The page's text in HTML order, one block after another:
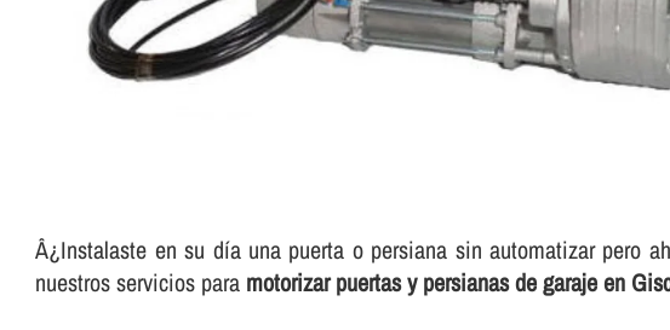
Â¿Instalaste en su dí­a una puerta o persiana sin automatizar pero
nuestros servicios para motorizar puertas y persianas de garaje en